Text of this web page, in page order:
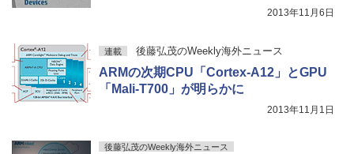
2013年11月6日
連載 後藤弘茂のWeekly海外ニュース
ARMの次期CPU「Cortex-A12」とGPU
「Mali-T700」が明らかに
2013年11月1日
後藤弘茂のWeekly海外ニュース